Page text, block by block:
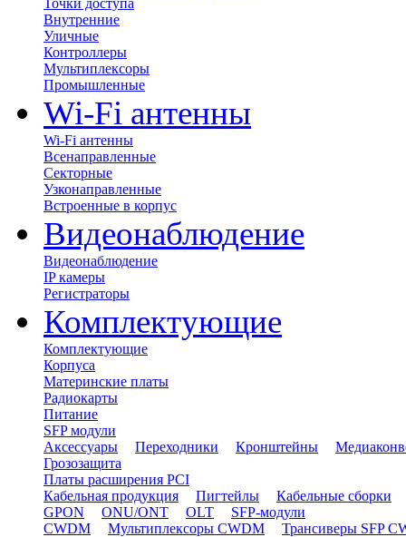
Точки доступа
Внутренние
Уличные
Контроллеры
Мультиплексоры
Промышленные
Wi-Fi антенны
Wi-Fi антенны
Всенаправленные
Секторные
Узконаправленные
Встроенные в корпус
Видеонаблюдение
Видеонаблюдение
IP камеры
Регистраторы
Комплектующие
Комплектующие
Корпуса
Материнские платы
Радиокарты
Питание
SFP модули
Аксессуары
Переходники Кронштейны
Грозозащита
Платы расширения PCI
Кабельная продукция
Пигтейлы
Кабельные сборки
GPON
ONU/ONT OLT
SFP-модули
CWDM
Мультиплексоры CWDM Трансиверы SFP